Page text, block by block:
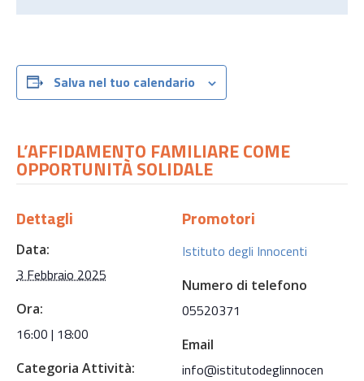
Salva nel tuo calendario
L’AFFIDAMENTO FAMILIARE COME
OPPORTUNITÀ SOLIDALE
Dettagli
Data:
3 Febbraio 2025
Ora:
16:00 | 18:00
Categoria Attività:
Promotori
Istituto degli Innocenti
Numero di telefono
05520371
Email
info@istitutodeglinnocen